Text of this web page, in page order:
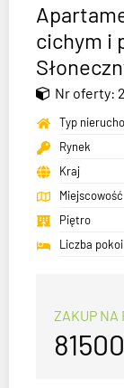
cichym i
Nr oferty:
Typ
Rynek
Kraj
Miejscowość
Piętro
Liczba pokoi
ZAKUP NA